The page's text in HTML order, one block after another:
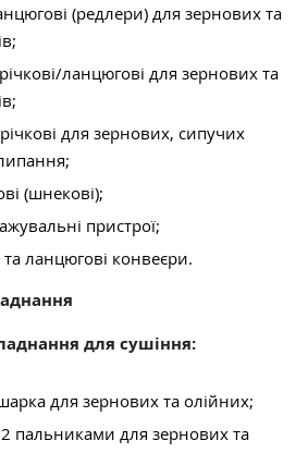
(редлери) для зернових та
ланцюгові для зернових та
для зернових, сипучих
(шнекові);
пристрої;
ланцюгові конвеєри.
для сушіння:
для зернових та олійних;
пальниками для зернових та